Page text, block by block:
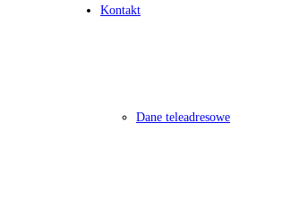
Kontakt
Dane teleadresowe